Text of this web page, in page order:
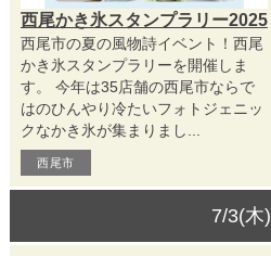
西尾かき氷スタンプラリー2025
西尾市の夏の風物詩イベント！西尾
かき氷スタンプラリーを開催しま
す。 今年は35店舗の西尾市ならで
はのひんやり冷たいフォトジェニッ
クなかき氷が集まりまし...
西尾市
7/3(木)